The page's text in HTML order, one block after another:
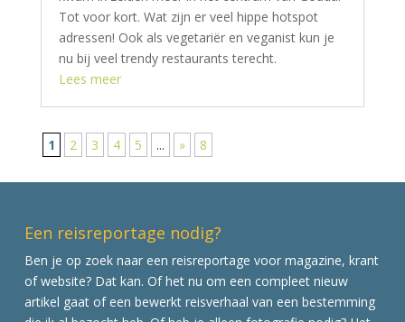
Tot voor kort. Wat zijn er veel hippe hotspot
adressen! Ook als vegetariër en veganist kun je
nu bij veel trendy restaurants terecht.
Lees meer
1 2 3 4 5 ... » 8
Een reisreportage nodig?
Ben je op zoek naar een reisreportage voor magazine, krant
of website? Dat kan. Of het nu om een compleet nieuw
artikel gaat of een bewerkt reisverhaal van een bestemming